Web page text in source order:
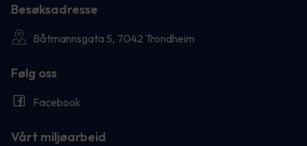
Besøksadresse
Båtmannsgata 5, 7042 Trondheim
Følg oss
Facebook
Vårt miljøarbeid